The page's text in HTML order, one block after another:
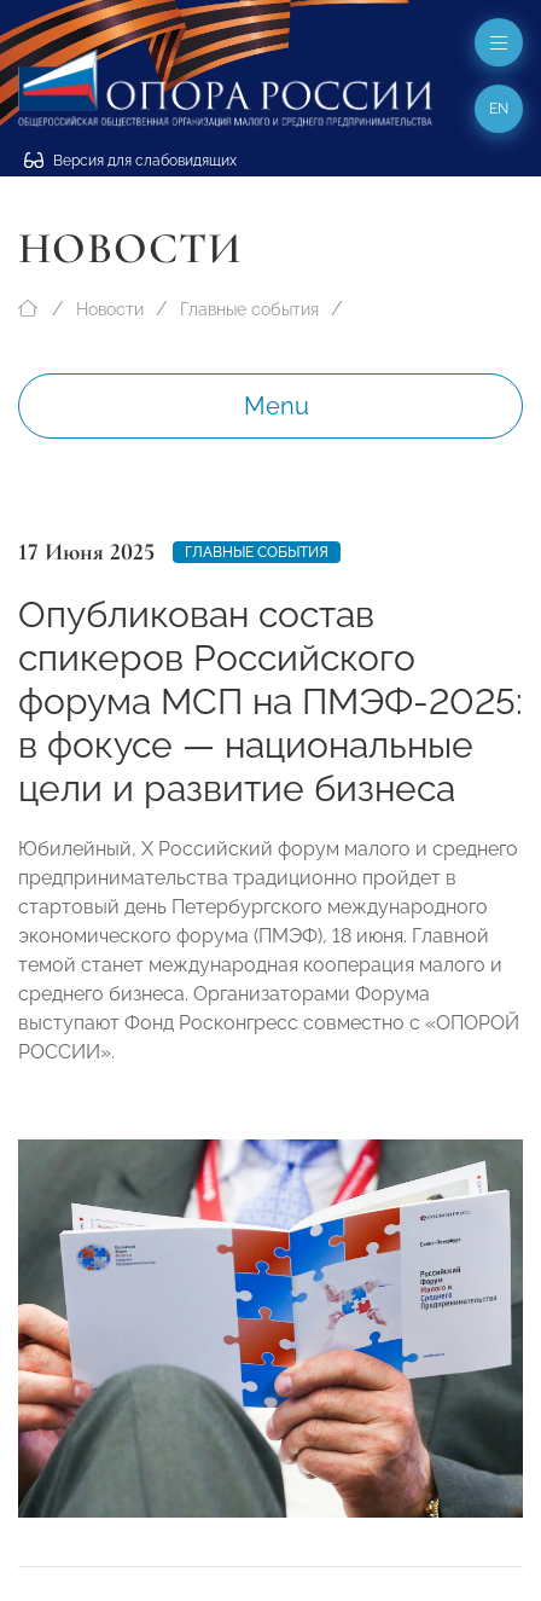
Версия для слабовидящих
EN
НОВОСТИ
Новости Главные события
Menu
17 Июня 2025 ГЛАВНЫЕ СОБЫТИЯ
Опубликован состав
спикеров Российского
форума МСП на ПМЭФ-2025:
в фокусе — национальные
цели и развитие бизнеса
Юбилейный, X Российский форум малого и среднего
предпринимательства традиционно пройдет в
стартовый день Петербургского международного
экономического форума (ПМЭФ), 18 июня. Главной
темой станет международная кооперация малого и
среднего бизнеса. Организаторами Форума
выступают Фонд Росконгресс совместно с «ОПОРОЙ
РОССИИ».